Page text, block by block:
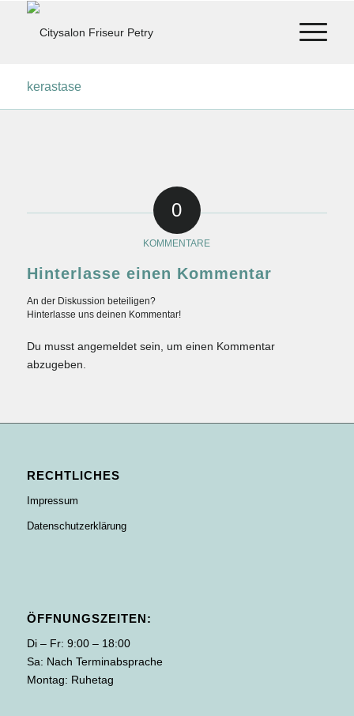
kerastase
0
KOMMENTARE
Hinterlasse einen Kommentar
An der Diskussion beteiligen?
Hinterlasse uns deinen Kommentar!
Du musst angemeldetsein, um einen Kommentar
abzugeben.
RECHTLICHES
Impressum
Datenschutzerklärung
ÖFFNUNGSZEITEN:
Di – Fr: 9:00 – 18:00
Sa: Nach Terminabsprache
Montag: Ruhetag